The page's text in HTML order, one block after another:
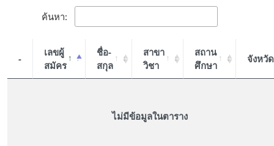
ค้นหา:
-
เลขผู้
สมัคร
ชื่อ-
สกุล
สาขา
วิชา
สถาน
ศึกษา
จังหวัด
ไม่มีข้อมูลในตาราง